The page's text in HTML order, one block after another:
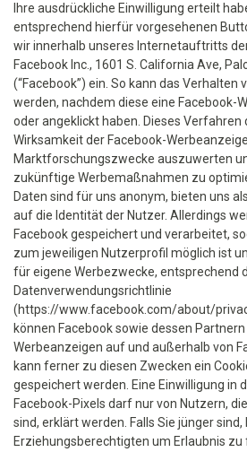
Ihre ausdrückliche Einwilligung erteilt
entsprechend hierfür vorgesehenen
wir innerhalb unseres Internetauftritts
Facebook Inc., 1601 S. California Ave,
(“Facebook”) ein. So kann das
werden, nachdem diese eine Facebook-
oder angeklickt haben. Dieses Verfahren
Wirksamkeit der Facebook-
Marktforschungszwecke auszuwerten
zukünftige Werbemaßnahmen zu
Daten sind für uns anonym, bieten uns
auf die Identität der Nutzer. Allerdings
Facebook gespeichert und verarbeitet,
zum jeweiligen Nutzerprofil möglich ist
für eigene Werbezwecke, entsprechend
Datenverwendungsrichtlinie
(https://www.facebook.com/about/
können Facebook sowie dessen
Werbeanzeigen auf und außerhalb von
kann ferner zu diesen Zwecken ein
gespeichert werden. Eine Einwilligung in
Facebook-Pixels darf nur von Nutzern,
sind, erklärt werden. Falls Sie jünger sind,
Erziehungsberechtigten um Erlaubnis zu